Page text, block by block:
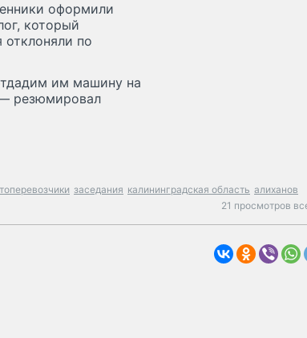
оформили
который
отклоняли по
им машину на
резюмировал
заседания калининградская область алиханов
21 просмотров